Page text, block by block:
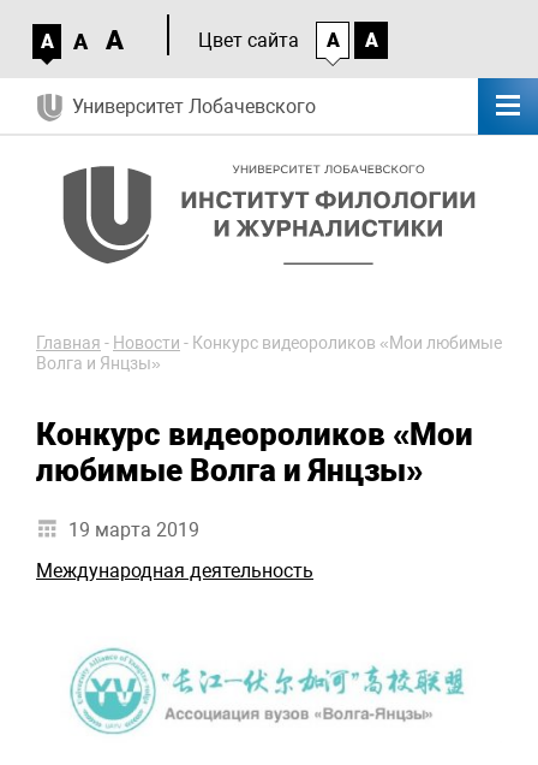
A A A Цвет сайта A A
Университет Лобачевского
Главная - Новости - Конкурс видеороликов «Мои любимые
Волга и Янцзы»
Конкурс видеороликов «Мои
любимые Волга и Янцзы»
19 марта 2019
Международная деятельность